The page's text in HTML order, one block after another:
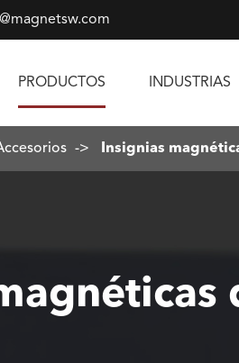
PRODUCTOS INDUSTRIAS
Insignias